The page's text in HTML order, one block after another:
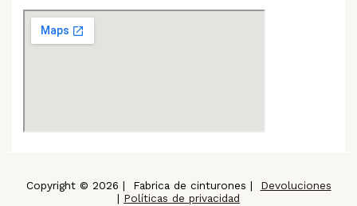
Copyright © 2026 | Fabrica de cinturones | Devoluciones
| Políticas de privacidad